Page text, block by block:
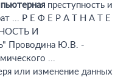
преступность и
... Р Е Ф Е Р А Т Н А Т Е
И
Проводина Ю.В. -
...
или изменение данных